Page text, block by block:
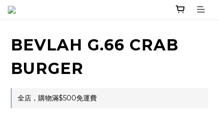
BEVLAH G.66 CRAB
BURGER
全店，購物滿$500免運費